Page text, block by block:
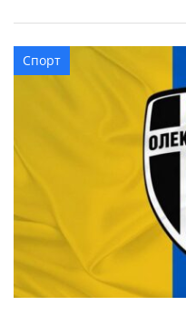
Каменец-Подольский.
девяти областей
чемпионов Украины в
и групповой гонке.
воспитанница
Спорт